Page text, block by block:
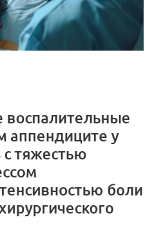
аппендиците у
с тяжестью
боли